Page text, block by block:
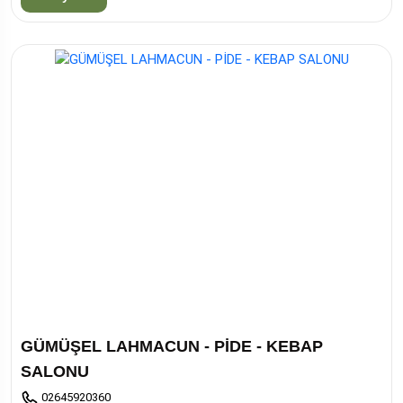
GÜMÜŞEL LAHMACUN - PİDE - KEBAP
SALONU
02645920360